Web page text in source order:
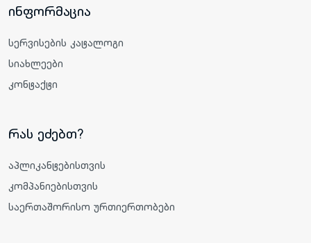
ინფორმაცია
სერვისების კატალოგი
სიახლეები
კონტაქტი
რას ეძებთ?
აპლიკანტებისთვის
კომპანიებისთვის
საერთაშორისო ურთიერთობები